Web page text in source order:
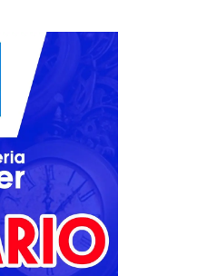
Swanson conecta un par
cuadrangulares, Bravos
24/06/2022